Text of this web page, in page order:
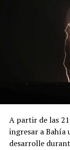
A partir de las
ingresar a Bahía
desarrolle